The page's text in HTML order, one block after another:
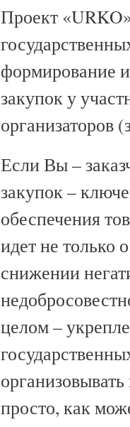
Проект
формирование
закупок у
организаторов
Если Вы –
закупок –
обеспечения
идет не только
снижении
целом –
просто, как